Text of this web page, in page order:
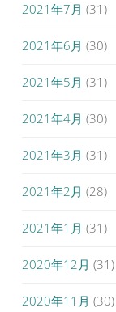
2021年7月 (31)
2021年6月 (30)
2021年5月 (31)
2021年4月 (30)
2021年3月 (31)
2021年2月 (28)
2021年1月 (31)
2020年12月 (31)
2020年11月 (30)